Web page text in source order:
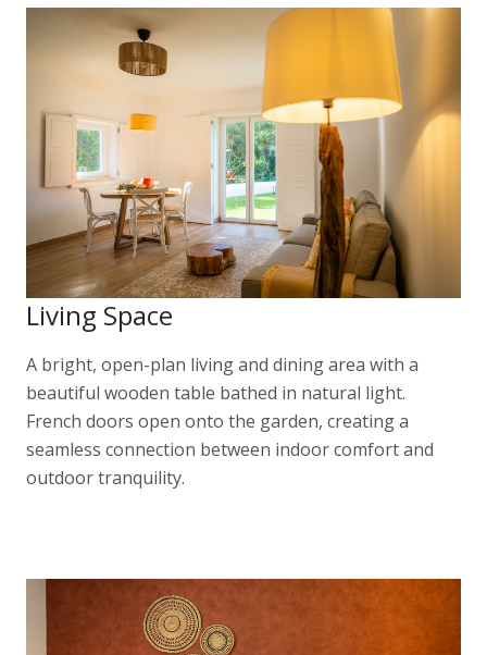
Living Space
A bright, open-plan living and dining area with a
beautiful wooden table bathed in natural light.
French doors open onto the garden, creating a
seamless connection between indoor comfort and
outdoor tranquility.